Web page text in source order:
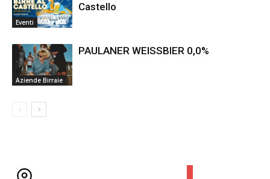
Eventi
Castello
Aziende Birraie
PAULANER WEISSBIER 0,0%